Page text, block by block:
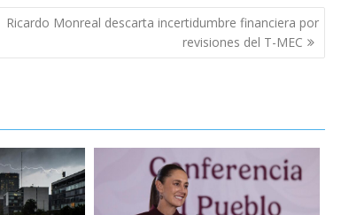
Ricardo Monreal descarta incertidumbre financiera por
revisiones del T-MEC